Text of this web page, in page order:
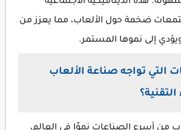
ضخمة حول الألعاب، مما يعزز من
إلى نموها المستمر.
التي تواجه صناعة الألعاب